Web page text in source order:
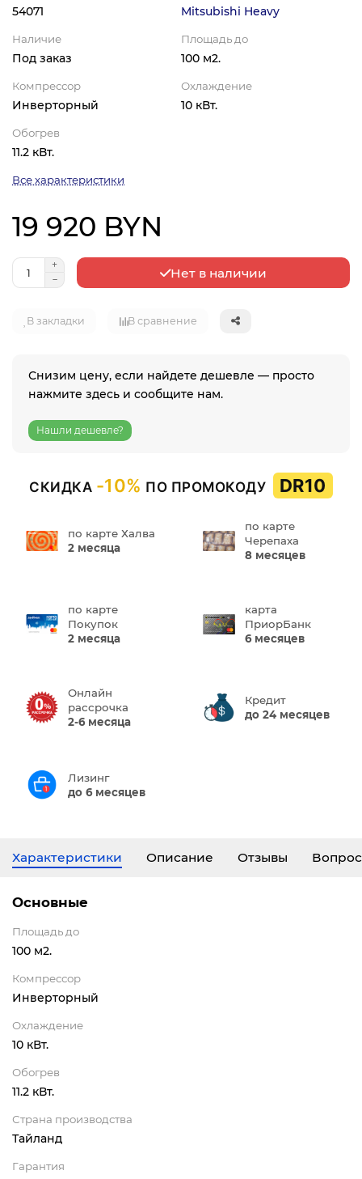
54071 Mitsubishi Heavy
Наличие
Под заказ
Площадь до
100 м2.
Компрессор
Инверторный
Охлаждение
10 кВт.
Обогрев
11.2 кВт.
Все характеристики
19 920 BYN
Нет в наличии
В закладки В сравнение
Снизим цену, если найдете дешевле — просто
нажмите здесь и сообщите нам.
Нашли дешевле?
СКИДКА -10% ПО ПРОМОКОДУ DR10
по карте Халва
2 месяца
по карте
Черепаха
8 месяцев
по карте
Покупок
2 месяца
карта
ПриорБанк
6 месяцев
Онлайн
рассрочка
2-6 месяца
Кредит
до 24 месяцев
Лизинг
до 6 месяцев
Характеристики Описание Отзывы
Основные
Площадь до
100 м2.
Компрессор
Инверторный
Охлаждение
10 кВт.
Обогрев
11.2 кВт.
Страна производства
Тайланд
Гарантия